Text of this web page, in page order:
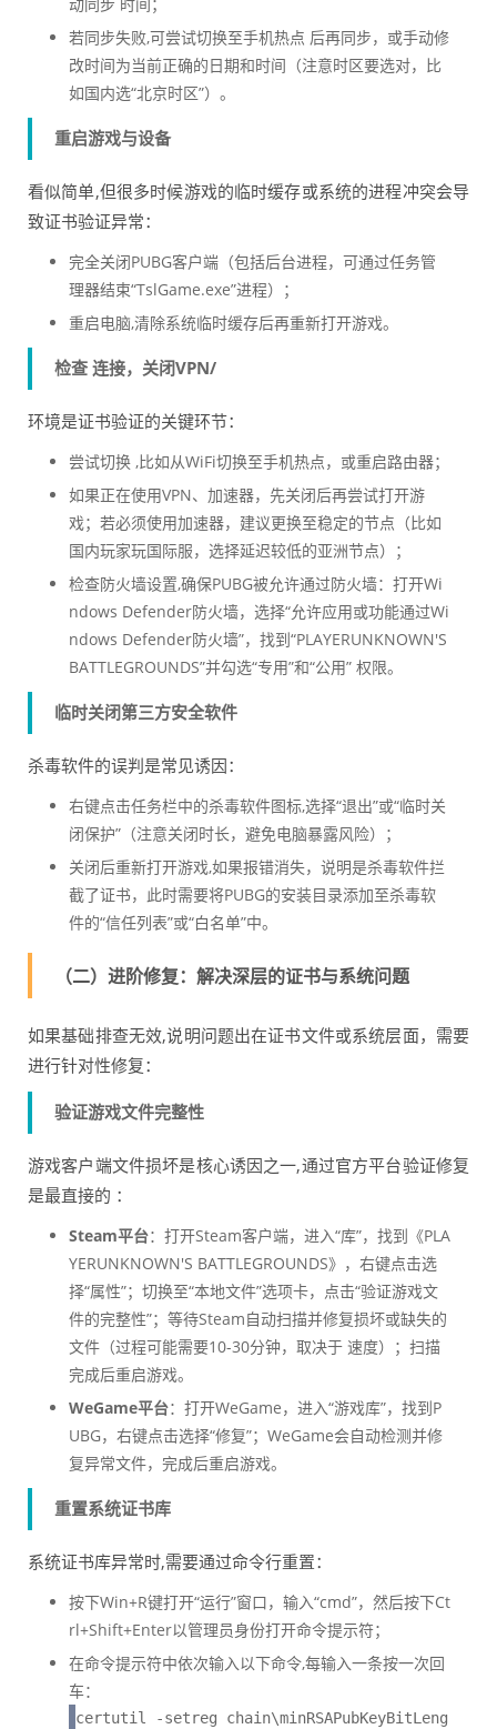
若同步失败,可尝试切换至手机热点 后再同步，或手动修
改时间为当前正确的日期和时间（注意时区要选对，比
如国内选“北京时区”）。
重启游戏与设备
看似简单,但很多时候游戏的临时缓存或系统的进程冲突会导
致证书验证异常：
完全关闭PUBG客户端（包括后台进程，可通过任务管
理器结束“TslGame.exe”进程）；
重启电脑,清除系统临时缓存后再重新打开游戏。
检查 连接，关闭VPN/
环境是证书验证的关键环节：
尝试切换 ,比如从WiFi切换至手机热点，或重启路由器；
如果正在使用VPN、加速器，先关闭后再尝试打开游
戏；若必须使用加速器，建议更换至稳定的节点（比如
国内玩家玩国际服，选择延迟较低的亚洲节点）；
检查防火墙设置,确保PUBG被允许通过防火墙：打开Wi
ndows Defender防火墙，选择“允许应用或功能通过Wi
ndows Defender防火墙”，找到“PLAYERUNKNOWN'S
BATTLEGROUNDS”并勾选“专用”和“公用” 权限。
临时关闭第三方安全软件
杀毒软件的误判是常见诱因：
右键点击任务栏中的杀毒软件图标,选择“退出”或“临时关
闭保护”（注意关闭时长，避免电脑暴露风险）；
关闭后重新打开游戏,如果报错消失，说明是杀毒软件拦
截了证书，此时需要将PUBG的安装目录添加至杀毒软
件的“信任列表”或“白名单”中。
（二）进阶修复：解决深层的证书与系统问题
如果基础排查无效,说明问题出在证书文件或系统层面，需要
进行针对性修复：
验证游戏文件完整性
游戏客户端文件损坏是核心诱因之一,通过官方平台验证修复
是最直接的 ：
Steam平台：打开Steam客户端，进入“库”，找到《PLA
YERUNKNOWN'S BATTLEGROUNDS》，右键点击选
择“属性”；切换至“本地文件”选项卡，点击“验证游戏文
件的完整性”；等待Steam自动扫描并修复损坏或缺失的
文件（过程可能需要10-30分钟，取决于 速度）；扫描
完成后重启游戏。
WeGame平台：打开WeGame，进入“游戏库”，找到P
UBG，右键点击选择“修复”；WeGame会自动检测并修
复异常文件，完成后重启游戏。
重置系统证书库
系统证书库异常时,需要通过命令行重置：
按下Win+R键打开“运行”窗口，输入“cmd”，然后按下Ct
rl+Shift+Enter以管理员身份打开命令提示符；
在命令提示符中依次输入以下命令,每输入一条按一次回
车：
certutil -setreg chain\minRSAPubKeyBitLeng